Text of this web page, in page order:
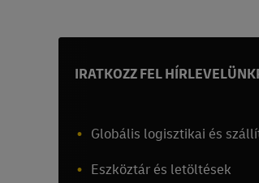
IRATKOZZ FEL
Globális logisztikai és
Eszköztár és letöltések